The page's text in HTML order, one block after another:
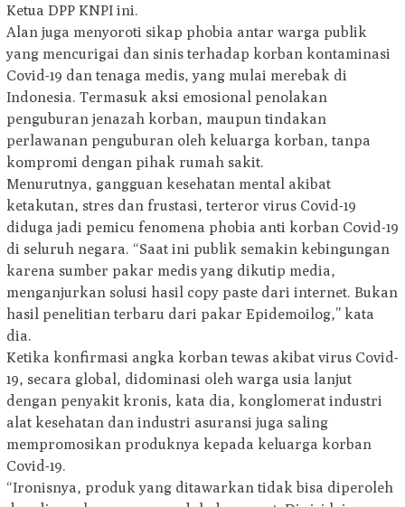
Ketua DPP KNPI ini.
Alan juga menyoroti sikap phobia antar warga publik
yang mencurigai dan sinis terhadap korban kontaminasi
Covid-19 dan tenaga medis, yang mulai merebak di
Indonesia. Termasuk aksi emosional penolakan
penguburan jenazah korban, maupun tindakan
perlawanan penguburan oleh keluarga korban, tanpa
kompromi dengan pihak rumah sakit.
Menurutnya, gangguan kesehatan mental akibat
ketakutan, stres dan frustasi, terteror virus Covid-19
diduga jadi pemicu fenomena phobia anti korban Covid-19
di seluruh negara. “Saat ini publik semakin kebingungan
karena sumber pakar medis yang dikutip media,
menganjurkan solusi hasil copy paste dari internet. Bukan
hasil penelitian terbaru dari pakar Epidemoilog,” kata
dia.
Ketika konfirmasi angka korban tewas akibat virus Covid-
19, secara global, didominasi oleh warga usia lanjut
dengan penyakit kronis, kata dia, konglomerat industri
alat kesehatan dan industri asuransi juga saling
mempromosikan produknya kepada keluarga korban
Covid-19.
“Ironisnya, produk yang ditawarkan tidak bisa diperoleh